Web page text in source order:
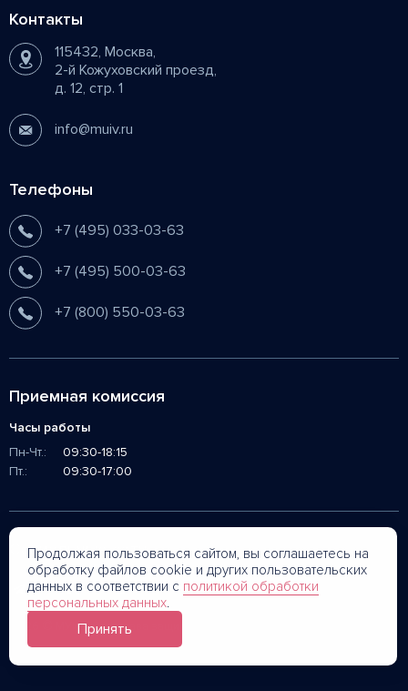
Ростов-на-Дону
Политика обработки персональных данных
Контакты
115432, Москва,
2-й Кожуховский проезд,
д. 12, стр. 1
info@muiv.ru
Телефоны
+7 (495) 033-03-63
+7 (495) 500-03-63
+7 (800) 550-03-63
Приемная комиссия
Часы работы
Пн-Чт.:
09:30-18:15
Пт.:
09:30-17:00
Социальные сети
МУИВ. Все права защищены.
Продолжая пользоваться сайтом, вы соглашаетесь на
обработку файлов cookie и других пользовательских
данных в соответствии с политикой обработки
персональных данных.
Принять